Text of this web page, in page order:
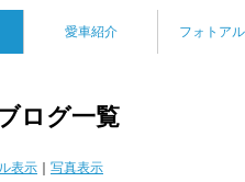
愛車紹介 フォトア
ログ一覧
表示 写真表示